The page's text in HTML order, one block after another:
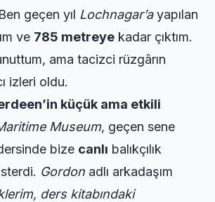
geçen yıl Lochnagar’ayapılan
ve 785 metreye kadar çıktım.
ama tacizci rüzgârın
izleri oldu.
küçük ama etkili
Museum, geçen sene
bize canlı balıkçılık
Gordon adlı arkadaşım
ders kitabındaki